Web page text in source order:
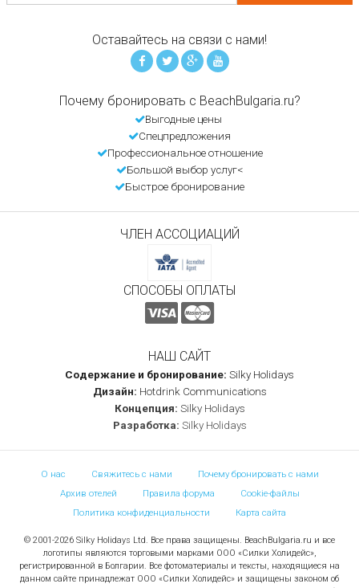
Оставайтесь на связи с нами!
Почему бронировать с BeachBulgaria.ru?
Выгодные цены
Спецпредложения
Профессиональное отношение
Большой выбор услуг<
Быстрое бронирование
ЧЛЕН АССОЦИАЦИЙ
СПОСОБЫ ОПЛАТЫ
НАШ САЙТ
Содержание и бронирование: Silky Holidays
Дизайн: Hotdrink Communications
Концепция: Silky Holidays
Разработка: Silky Holidays
О нас Свяжитесь с нами
Почему бронировать с нами
Архив отелей
Правила форума
Cookie-файлы
Политика конфиденциальности
Карта сайта
© 2001-2026 Silky Holidays Ltd. Все права защищены. BeachBulgaria.ru и все
логотипы являются торговыми марками ООО «Силки Холидейс»,
регистрированной в Болгарии. Все фотоматериалы и тексты, находящиеся на
данном сайте принадлежат ООО «Силки Холидейс» и защищены законом об